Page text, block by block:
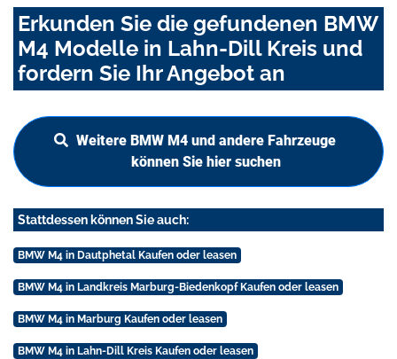
Erkunden Sie die gefundenen BMW
M4 Modelle in Lahn-Dill Kreis und
fordern Sie Ihr Angebot an
Weitere BMW M4 und andere Fahrzeuge
können Sie hier suchen
Stattdessen können Sie auch:
BMW M4 in Dautphetal Kaufen oder leasen
BMW M4 in Landkreis Marburg-Biedenkopf Kaufen oder leasen
BMW M4 in Marburg Kaufen oder leasen
BMW M4 in Lahn-Dill Kreis Kaufen oder leasen